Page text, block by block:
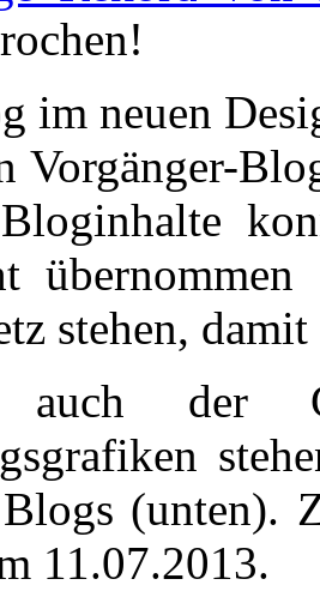
im neuen
Vorgänger-
stehen,
der
(unten).
11.07.2013.